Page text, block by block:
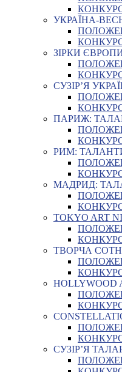
УКРАЇНА-
ЗІРКИ
СУЗІР’Я
ПАРИЖ:
РИМ:
МАДРИД:
TOKYO ART
ТВОРЧА
HOLLYWOOD
СУЗІР’Я